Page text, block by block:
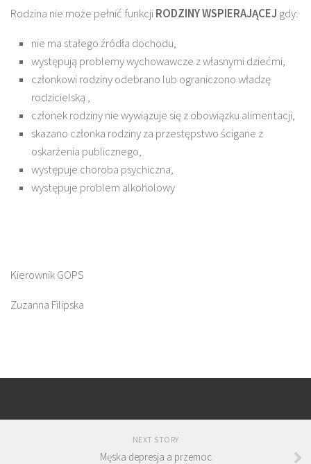
Rodzina nie może pełnić funkcjiRODZINY WSPIERAJĄCEJ gdy:
nie ma stałego źródła dochodu,
występują problemy wychowawcze z własnymi dziećmi,
członkowi rodziny odebrano lub ograniczono władzę
rodzicielską ,
członek rodziny nie wywiązuje się z obowiązku alimentacji,
skazano członka rodziny za przestępstwo ścigane z
oskarżenia publicznego,
występuje choroba psychiczna,
występuje problem alkoholowy
Kierownik GOPS
Zuzanna Filipska
NEXT STORY
Męska depresja a przemoc